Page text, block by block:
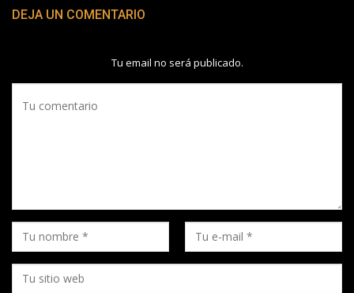
DEJA UN COMENTARIO
Tu email no será publicado.